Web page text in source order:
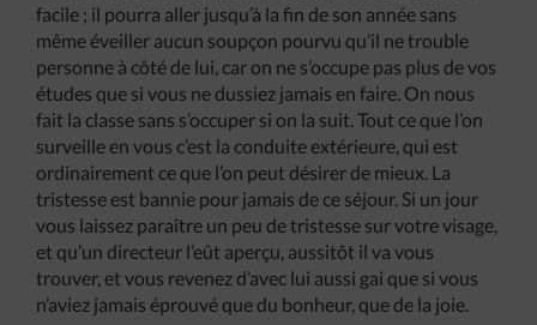
facile ; il pourra aller jusqu’à la fin de son année sans
même éveiller aucun soupçon pourvu qu’il ne trouble
personne à côté de lui, car on ne s’occupe pas plus de vos
études que si vous ne dussiez jamais en faire. On nous
fait la classe sans s’occuper si on la suit. Tout ce que l’on
surveille en vous c’est la conduite extérieure, qui est
ordinairement ce que l’on peut désirer de mieux. La
tristesse est bannie pour jamais de ce séjour. Si un jour
vous laissez paraître un peu de tristesse sur votre visage,
et qu’un directeur l’eût aperçu, aussitôt il va vous
trouver, et vous revenez d’avec lui aussi gai que si vous
n’aviez jamais éprouvé que du bonheur, que de la joie.